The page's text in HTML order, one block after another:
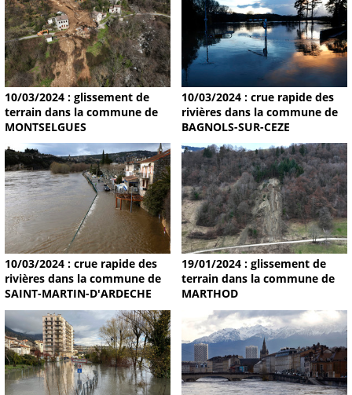
10/03/2024 : glissement de
terrain dans la commune de
MONTSELGUES
10/03/2024 : crue rapide des
rivières dans la commune de
BAGNOLS-SUR-CEZE
10/03/2024 : crue rapide des
rivières dans la commune de
SAINT-MARTIN-D'ARDECHE
19/01/2024 : glissement de
terrain dans la commune de
MARTHOD